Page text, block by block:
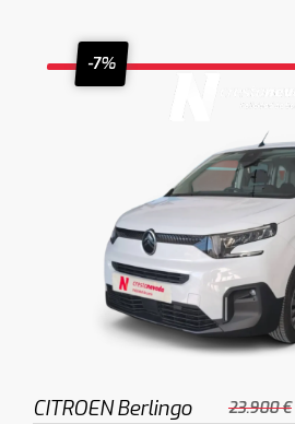
-7%
CITROEN Berlingo 23.900 €